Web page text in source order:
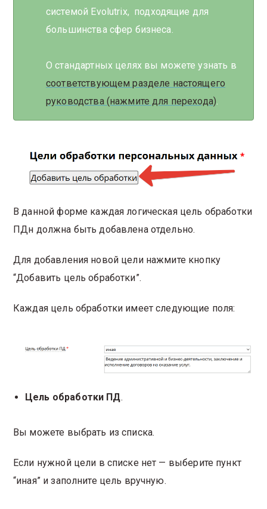
системой Evolutrix, подходящие для
большинства сфер бизнеса.
О стандартных целях вы можете узнать в
соответствующем разделе настоящего
руководства (нажмите для перехода).
В данной форме каждая логическая цель обработки
ПДн должна быть добавлена отдельно.
Для добавления новой цели нажмите кнопку
“Добавить цель обработки”.
Каждая цель обработки имеет следующие поля:
Цель обработки ПД.
Вы можете выбрать из списка.
Если нужной цели в списке нет — выберите пункт
“иная” и заполните цель вручную.